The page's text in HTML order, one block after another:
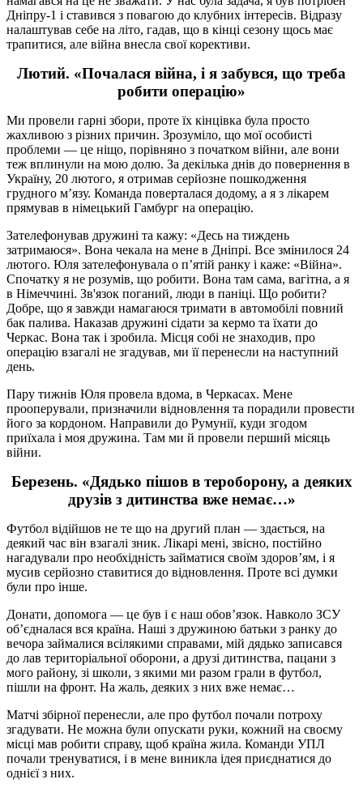
Дніпру-1 і ставився з повагою до клубних інтересів. Відразу
налаштував себе на літо, гадав, що в кінці сезону щось має
трапитися, але війна внесла свої корективи.
Лютий. «Почалася війна, і я забувся, що треба
робити операцію»
Ми провели гарні збори, проте їх кінцівка була просто
жахливою з різних причин. Зрозуміло, що мої особисті
проблеми — це ніщо, порівняно з початком війни, але вони
теж вплинули на мою долю. За декілька днів до повернення в
Україну, 20 лютого, я отримав серйозне пошкодження
грудного м’язу. Команда поверталася додому, а я з лікарем
прямував в німецький Гамбург на операцію.
Зателефонував дружині та кажу: «Десь на тиждень
затримаюся». Вона чекала на мене в Дніпрі. Все змінилося 24
лютого. Юля зателефонувала о п’ятій ранку і каже: «Війна».
Спочатку я не розумів, що робити. Вона там сама, вагітна, а я
в Німеччині. Зв'язок поганий, люди в паніці. Що робити?
Добре, що я завжди намагаюся тримати в автомобілі повний
бак палива. Наказав дружині сідати за кермо та їхати до
Черкас. Вона так і зробила. Місця собі не знаходив, про
операцію взагалі не згадував, ми її перенесли на наступний
день.
Пару тижнів Юля провела вдома, в Черкасах. Мене
прооперували, призначили відновлення та порадили провести
його за кордоном. Направили до Румунії, куди згодом
приїхала і моя дружина. Там ми й провели перший місяць
війни.
Березень. «Дядько пішов в тероборону, а деяких
друзів з дитинства вже немає…»
Футбол відійшов не те що на другий план — здається, на
деякий час він взагалі зник. Лікарі мені, звісно, постійно
нагадували про необхідність займатися своїм здоров’ям, і я
мусив серйозно ставитися до відновлення. Проте всі думки
були про інше.
Донати, допомога — це був і є наш обов’язок. Навколо ЗСУ
об’єдналася вся країна. Наші з дружиною батьки з ранку до
вечора займалися всілякими справами, мій дядько записався
до лав територіальної оборони, а друзі дитинства, пацани з
мого району, зі школи, з якими ми разом грали в футбол,
пішли на фронт. На жаль, деяких з них вже немає…
Матчі збірної перенесли, але про футбол почали потроху
згадувати. Не можна були опускати руки, кожний на своєму
місці мав робити справу, щоб країна жила. Команди УПЛ
почали тренуватися, і в мене виникла ідея приєднатися до
однієї з них.